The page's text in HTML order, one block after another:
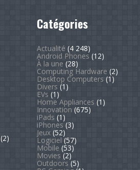
(2)
Catégories
Actualité (4 248)
Android Phones (12)
À la une (28)
Computing Hardware (2)
Desktop Computers (1)
Divers (1)
EVs (1)
Home Appliances (1)
Innovation (675)
iPads (1)
iPhones (3)
Jeux(52)
Logiciel (57)
Mobile (53)
Movies (2)
Outdoors (5)